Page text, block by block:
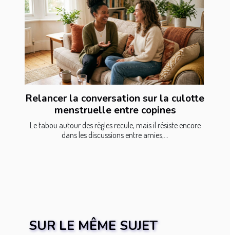
Relancer la conversation sur la culotte
menstruelle entre copines
Le tabou autour des règles recule, mais il résiste encore
dans les discussions entre amies,...
SUR LE MÊME SUJET